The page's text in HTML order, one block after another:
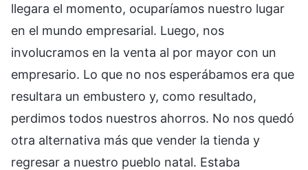
llegara el momento, ocuparíamos nuestro lugar
en el mundo empresarial. Luego, nos
involucramos en la venta al por mayor con un
empresario. Lo que no nos esperábamos era que
resultara un embustero y, como resultado,
perdimos todos nuestros ahorros. No nos quedó
otra alternativa más que vender la tienda y
regresar a nuestro pueblo natal. Estaba